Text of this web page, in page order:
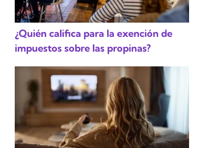
¿Quién califica para la exención de
impuestos sobre las propinas?